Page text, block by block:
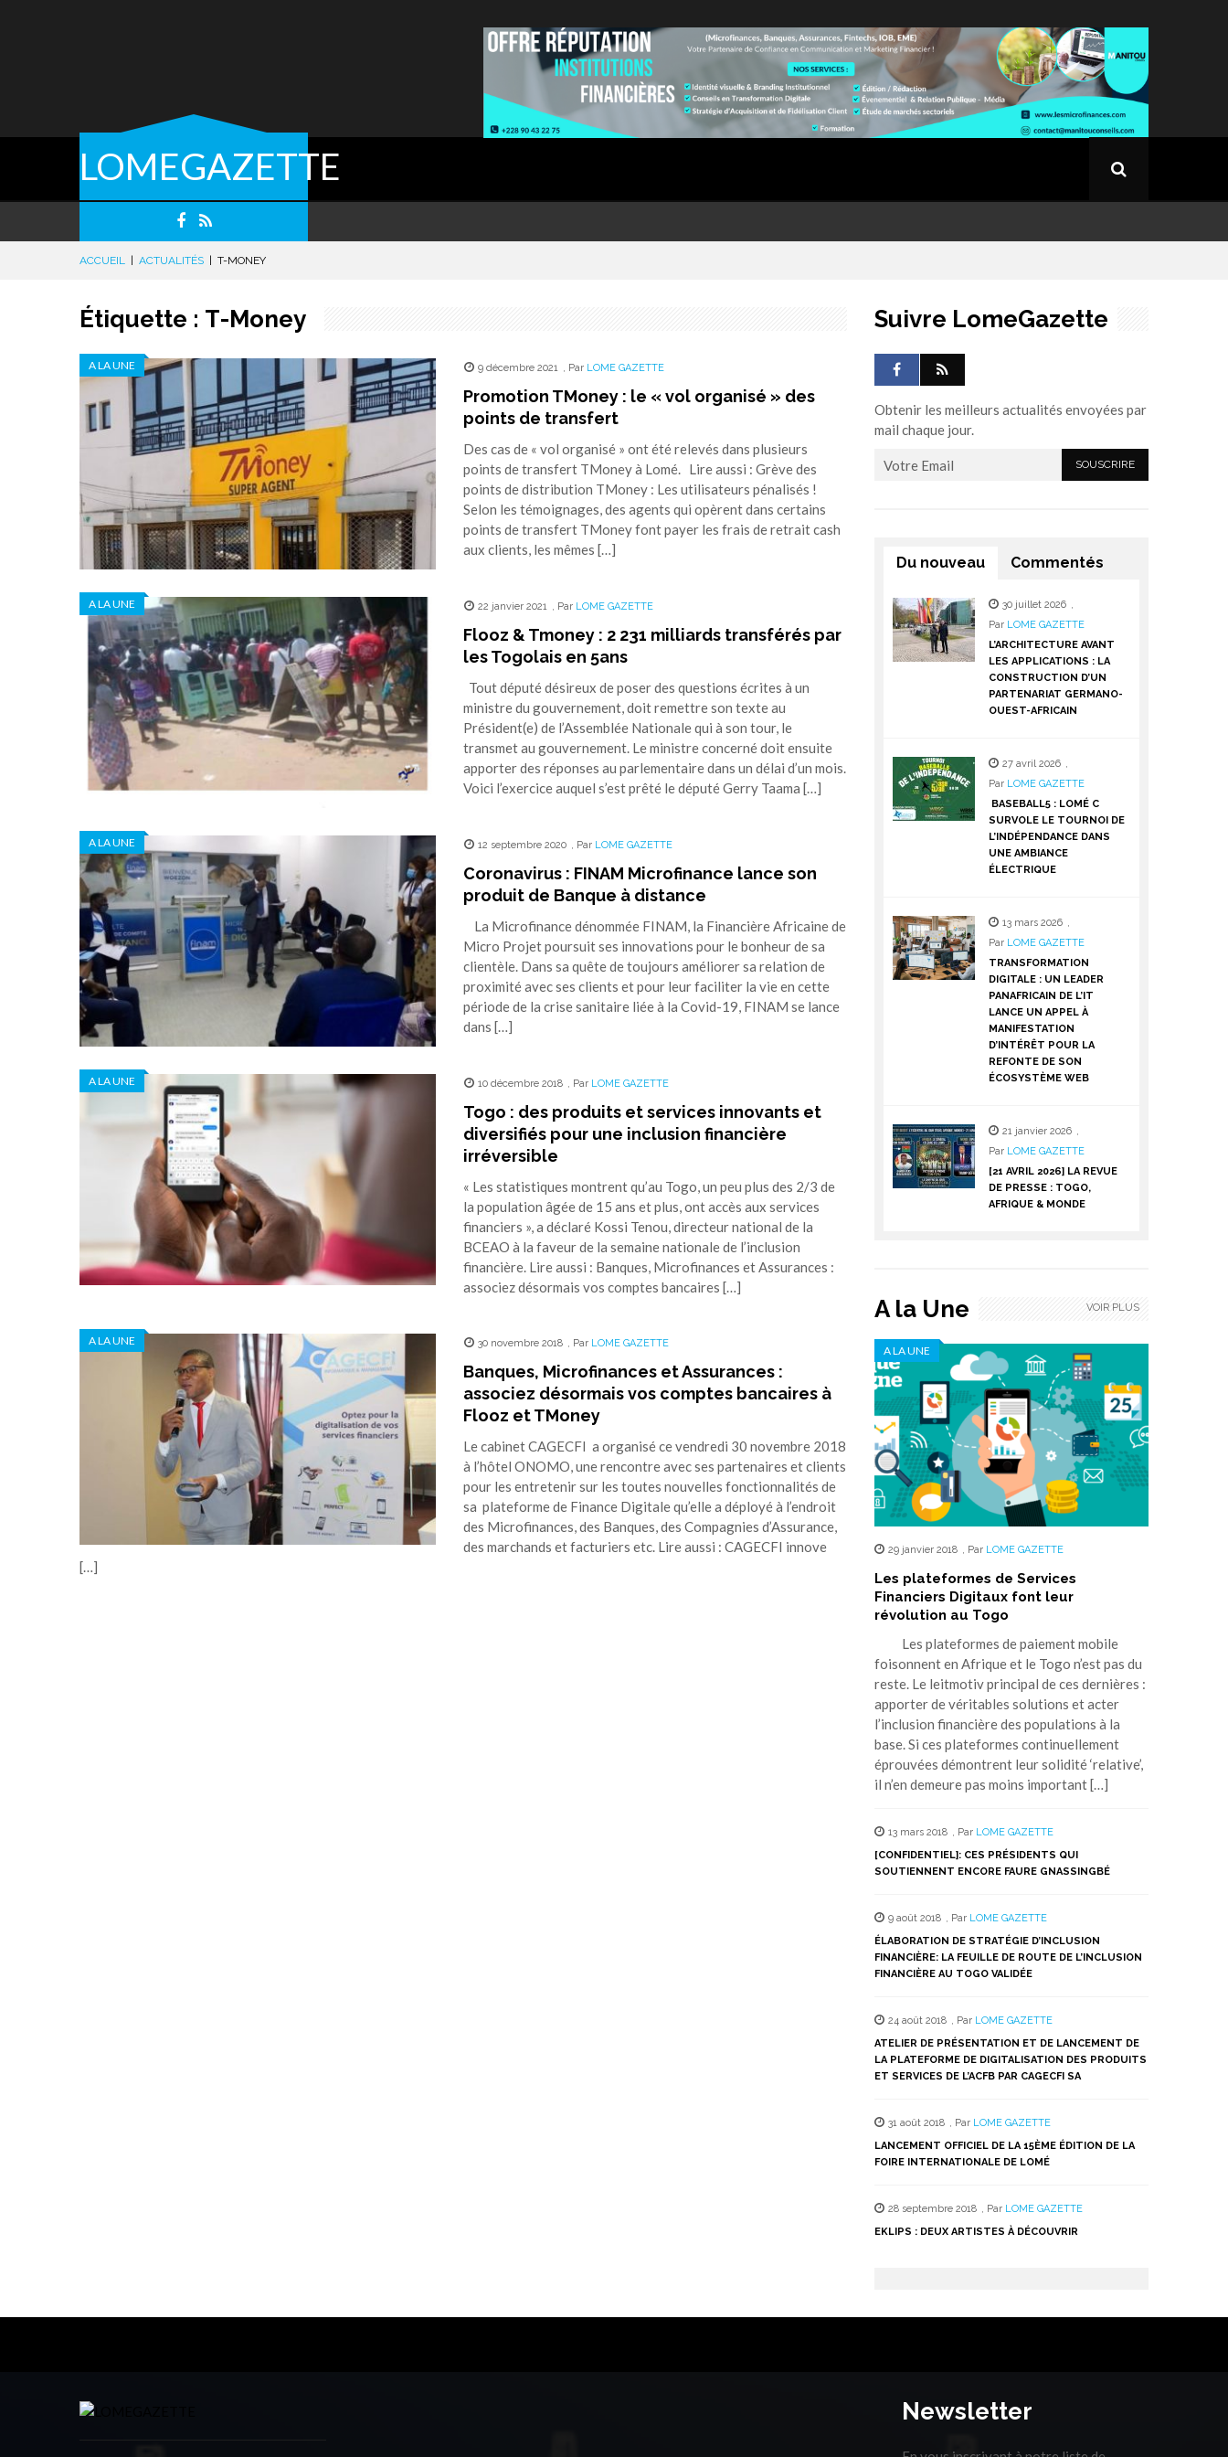
LOMEGAZETTE
ACCUEIL ACTUALITÉS T-MONEY
Étiquette : T-Money
A LA UNE 9 décembre 2021 , Par LOME GAZETTE
Promotion TMoney : le « vol organisé » des
points de transfert
Des cas de « vol organisé » ont été relevés dans plusieurs
points de transfert TMoney à Lomé. Lire aussi : Grève des
points de distribution TMoney : Les utilisateurs pénalisés !
Selon les témoignages, des agents qui opèrent dans certains
points de transfert TMoney font payer les frais de retrait cash
aux clients, les mêmes […]
A LA UNE 22 janvier 2021 , Par LOME GAZETTE
Flooz & Tmoney : 2 231 milliards transférés par
les Togolais en 5ans
Tout député désireux de poser des questions écrites à un
ministre du gouvernement, doit remettre son texte au
Président(e) de l’Assemblée Nationale qui à son tour, le
transmet au gouvernement. Le ministre concerné doit ensuite
apporter des réponses au parlementaire dans un délai d’un mois.
Voici l’exercice auquel s’est prêté le député Gerry Taama […]
A LA UNE 12 septembre 2020 , Par LOME GAZETTE
Coronavirus : FINAM Microfinance lance son
produit de Banque à distance
La Microfinance dénommée FINAM, la Financière Africaine de
Micro Projet poursuit ses innovations pour le bonheur de sa
clientèle. Dans sa quête de toujours améliorer sa relation de
proximité avec ses clients et pour leur faciliter la vie en cette
période de la crise sanitaire liée à la Covid-19, FINAM se lance
dans […]
A LA UNE 10 décembre 2018 , Par LOME GAZETTE
Togo : des produits et services innovants et
diversifiés pour une inclusion financière
irréversible
« Les statistiques montrent qu’au Togo, un peu plus des 2/3 de
la population âgée de 15 ans et plus, ont accès aux services
financiers », a déclaré Kossi Tenou, directeur national de la
BCEAO à la faveur de la semaine nationale de l’inclusion
financière. Lire aussi : Banques, Microfinances et Assurances :
associez désormais vos comptes bancaires […]
A LA UNE 30 novembre 2018 , Par LOME GAZETTE
Banques, Microfinances et Assurances :
associez désormais vos comptes bancaires à
Flooz et TMoney
Le cabinet CAGECFI a organisé ce vendredi 30 novembre 2018
à l’hôtel ONOMO, une rencontre avec ses partenaires et clients
pour les entretenir sur les toutes nouvelles fonctionnalités de
sa plateforme de Finance Digitale qu’elle a déployé à l’endroit
des Microfinances, des Banques, des Compagnies d’Assurance,
des marchands et facturiers etc. Lire aussi : CAGECFI innove
[…]
Suivre LomeGazette
Obtenir les meilleurs actualités envoyées par
mail chaque jour.
Du nouveau Commentés
30 juillet 2026 ,
Par LOME GAZETTE
L’ARCHITECTURE AVANT
LES APPLICATIONS : LA
CONSTRUCTION D’UN
PARTENARIAT GERMANO-
OUEST-AFRICAIN
27 avril 2026 ,
Par LOME GAZETTE
BASEBALL5 : LOMÉ C
SURVOLE LE TOURNOI DE
L’INDÉPENDANCE DANS
UNE AMBIANCE
ÉLECTRIQUE
13 mars 2026 ,
Par LOME GAZETTE
TRANSFORMATION
DIGITALE : UN LEADER
PANAFRICAIN DE L’IT
LANCE UN APPEL À
MANIFESTATION
D’INTÉRÊT POUR LA
REFONTE DE SON
ÉCOSYSTÈME WEB
21 janvier 2026 ,
Par LOME GAZETTE
[21 AVRIL 2026] LA REVUE
DE PRESSE : TOGO,
AFRIQUE & MONDE
A la Une
A LA UNE
29 janvier 2018 , Par LOME GAZETTE
Les plateformes de Services
Financiers Digitaux font leur
révolution au Togo
Les plateformes de paiement mobile
foisonnent en Afrique et le Togo n’est pas du
reste. Le leitmotiv principal de ces dernières :
apporter de véritables solutions et acter
l’inclusion financière des populations à la
base. Si ces plateformes continuellement
éprouvées démontrent leur solidité ‘relative’,
il n’en demeure pas moins important […]
13 mars 2018 , Par LOME GAZETTE
[CONFIDENTIEL]: CES PRÉSIDENTS QUI
SOUTIENNENT ENCORE FAURE GNASSINGBÉ
9 août 2018 , Par LOME GAZETTE
ÉLABORATION DE STRATÉGIE D’INCLUSION
FINANCIÈRE: LA FEUILLE DE ROUTE DE L’INCLUSION
FINANCIÈRE AU TOGO VALIDÉE
24 août 2018 , Par LOME GAZETTE
ATELIER DE PRÉSENTATION ET DE LANCEMENT DE
LA PLATEFORME DE DIGITALISATION DES PRODUITS
ET SERVICES DE L’ACFB PAR CAGECFI SA
31 août 2018 , Par LOME GAZETTE
LANCEMENT OFFICIEL DE LA 15ÈME ÉDITION DE LA
FOIRE INTERNATIONALE DE LOMÉ
28 septembre 2018 , Par LOME GAZETTE
EKLIPS : DEUX ARTISTES À DÉCOUVRIR
VOIR PLUS
Newsletter